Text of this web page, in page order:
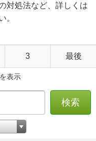
対処法など、詳しくは
。
3 最後
表示
検索